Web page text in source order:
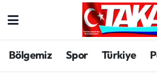
Bölgemiz Spor Türkiye
Spor
Trabzon Hava Durumu